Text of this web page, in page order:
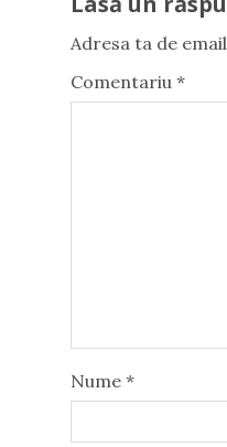
Adresa ta de
Comentariu *
Nume *